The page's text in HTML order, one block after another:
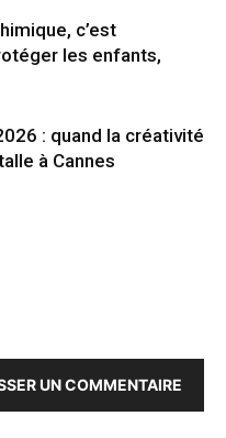
c’est
les enfants,
: quand la créativité
à Cannes
UN COMMENTAIRE